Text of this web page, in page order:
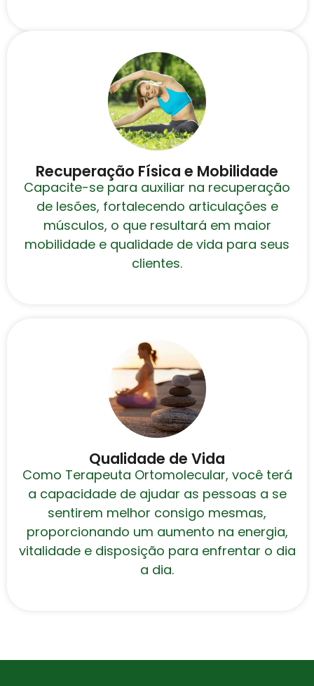
Recuperação Física e Mobilidade
Capacite-se para auxiliar na recuperação
de lesões, fortalecendo articulações e
músculos, o que resultará em maior
mobilidade e qualidade de vida para seus
clientes.
Qualidade de Vida
Como Terapeuta Ortomolecular, você terá
a capacidade de ajudar as pessoas a se
sentirem melhor consigo mesmas,
proporcionando um aumento na energia,
vitalidade e disposição para enfrentar o dia
a dia.